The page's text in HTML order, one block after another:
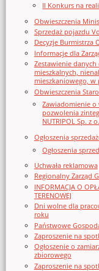
II Konkurs na
Obwieszczenia
Sprzedaż pojazdu
Decyzje Burmistrza
Informacje dla
Zestawienie
mieszkalnych,
mieszkaniowego, w
Obwieszczenia
Zawiadomienie o
pozwolenia
NUTRIPOL Sp. z
Ogłoszenia
Ogłoszenia
Uchwała reklamowa
Regionalny Zarząd
INFORMACJA O
TERENOWEJ
Dni wolne dla
roku
Państwowe
Zaproszenie na
Ogłoszenie o
zbiorowego
Zaproszenie na